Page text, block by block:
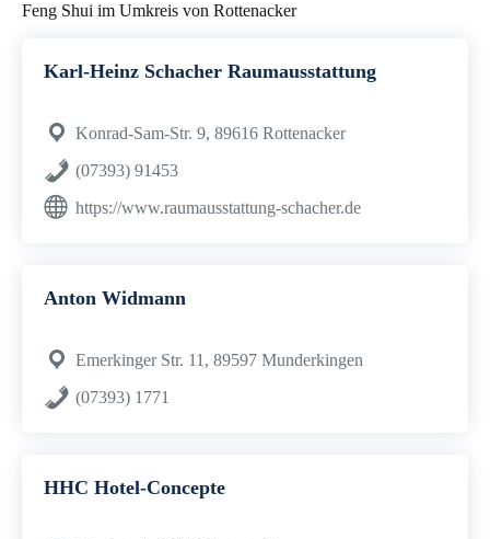
Feng Shui im Umkreis von Rottenacker
Karl-Heinz Schacher Raumausstattung
Konrad-Sam-Str. 9, 89616 Rottenacker
(07393) 91453
https://www.raumausstattung-schacher.de
Anton Widmann
Emerkinger Str. 11, 89597 Munderkingen
(07393) 1771
HHC Hotel-Concepte